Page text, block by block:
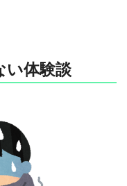
い体験談